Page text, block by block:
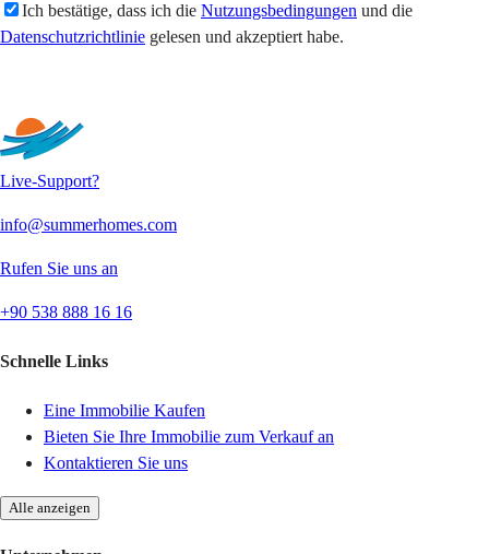
Ich bestätige, dass ich die Nutzungsbedingungen und die
Datenschutzrichtlinie gelesen und akzeptiert habe.
Live-Support?
info@summerhomes.com
Rufen Sie uns an
+90 538 888 16 16
Schnelle Links
Eine Immobilie Kaufen
Bieten Sie Ihre Immobilie zum Verkauf an
Kontaktieren Sie uns
Alle anzeigen